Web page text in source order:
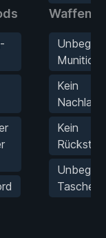
Waffen-
Munition
Kein
Kein
Rückstoß